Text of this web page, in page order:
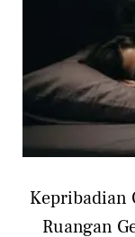
Kepribadian
Ruangan